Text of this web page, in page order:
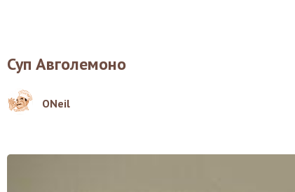
Суп Авголемоно
ONeil